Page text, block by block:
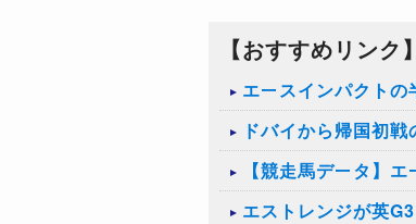
【おすすめリンク】
エースインパクト
ドバイから帰国初
【競走馬データ】
エストレンジが英